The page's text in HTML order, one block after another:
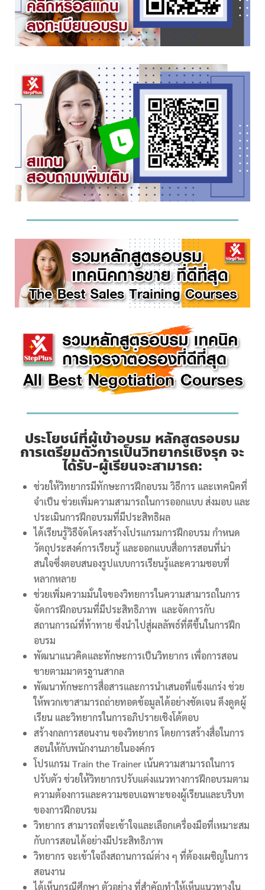
ประโยชน์ที่ผู้เข้าอบรม หลักสูตรอบรม
การเตรียมตัวการเป็นวิทยากรเชิงรุก จะ
ได้รับ-ผู้เรียนจะสามารถ:
ช่วยให้วิทยากรมีทักษะการฝึกอบรม วิธีการ และเทคนิคที่
จำเป็น ช่วยเพิ่มความสามารถในการออกแบบ ส่งมอบ และ
ประเมินการฝึกอบรมที่มีประสิทธิผล
ได้เรียนรู้วิธีจัดโครงสร้างโปรแกรมการฝึกอบรม กำหนด
วัตถุประสงค์การเรียนรู้ และออกแบบสื่อการสอนที่น่า
สนใจซึ่งตอบสนองรูปแบบการเรียนรู้และความชอบที่
หลากหลาย
ช่วยเพิ่มความมั่นใจของวิทยการในความสามารถในการ
จัดการฝึกอบรมที่มีประสิทธิภาพ และจัดการกับ
สถานการณ์ที่ท้าทาย ซึ่งนำไปสู่ผลลัพธ์ที่ดีขึ้นในการฝึก
อบรม
พัฒนาแนวคิดและทักษะการเป็นวิทยากร เพื่อการสอน
ขายตามมาตรฐานสากล
พัฒนาทักษะการสื่อสารและการนำเสนอที่แข็งแกร่ง ช่วย
ให้พวกเขาสามารถถ่ายทอดข้อมูลได้อย่างชัดเจน ดึงดูดผู้
เรียน และวิทยากรในการอภิปรายเชิงโต้ตอบ
สร้างกลการสอนงาน ของวิทยากร โดยการสร้างสื่อในการ
สอนให้กับพนักงานภายในองค์กร
โปรแกรม Train the Trainer เน้นความสามารถในการ
ปรับตัว ช่วยให้วิทยากรปรับแต่งแนวทางการฝึกอบรมตาม
ความต้องการและความชอบเฉพาะของผู้เรียนและบริบท
ของการฝึกอบรม
วิทยากร สามารถที่จะเข้าใจและเลือกเครื่องมือที่เหมาะสม
กับการสอนได้อย่างมีประสิทธิภาพ
วิทยากร จะเข้าใจถึงสถานการณ์ต่าง ๆ ที่ต้องเผชิญในการ
สอนงาน
ได้เห็นกรณีศึกษา ตัวอย่าง ที่สำคัญทำให้เห็นแนวทางใน